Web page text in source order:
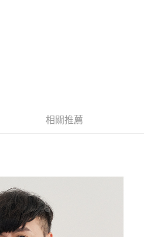
、不需儲值。
，即可結帳。
再付款。
相關推薦